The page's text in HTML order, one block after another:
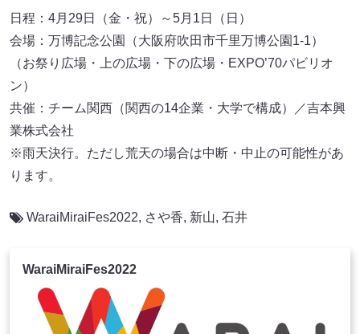
日程：4月29日（金・祝）～5月1日（日）
会場：万博記念公園（大阪府吹田市千里万博公園1-1）
（お祭り広場・上の広場・下の広場・EXPO’70パビリオ
ン）
共催：チーム関西（関西の14企業・大学で構成）／吉本興
業株式会社
※雨天決行。ただし荒天の場合は中断・中止の可能性があ
ります。
WaraiMiraiFes2022, さや香, 新山, 石井
WaraiMiraiFes2022